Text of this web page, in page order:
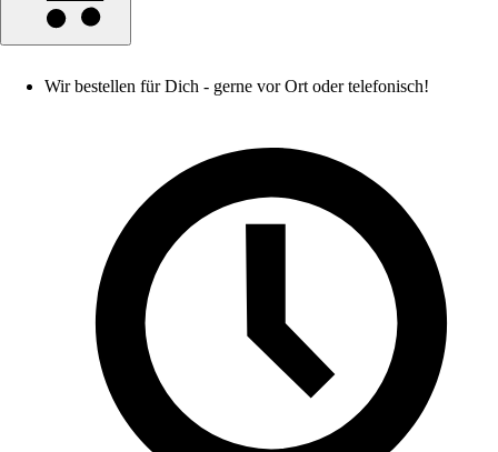
Wir bestellen für Dich - gerne vor Ort oder telefonisch!